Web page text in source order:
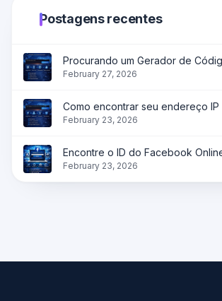
Postagens recentes
February 27, 2026
February 23, 2026
February 23, 2026